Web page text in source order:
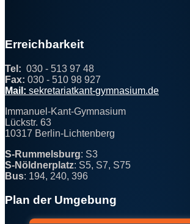
Erreichbarkeit
Tel: 030 - 513 97 48
Fax: 030 - 510 98 927
Mail: sekretariat@
kant-gymnasium.de
Immanuel-Kant-Gymnasium
Lückstr. 63
10317 Berlin-Lichtenberg
S-Rummelsburg: S3
S-Nöldnerplatz: S5, S7, S75
Bus: 194, 240, 396
Plan der Umgebung